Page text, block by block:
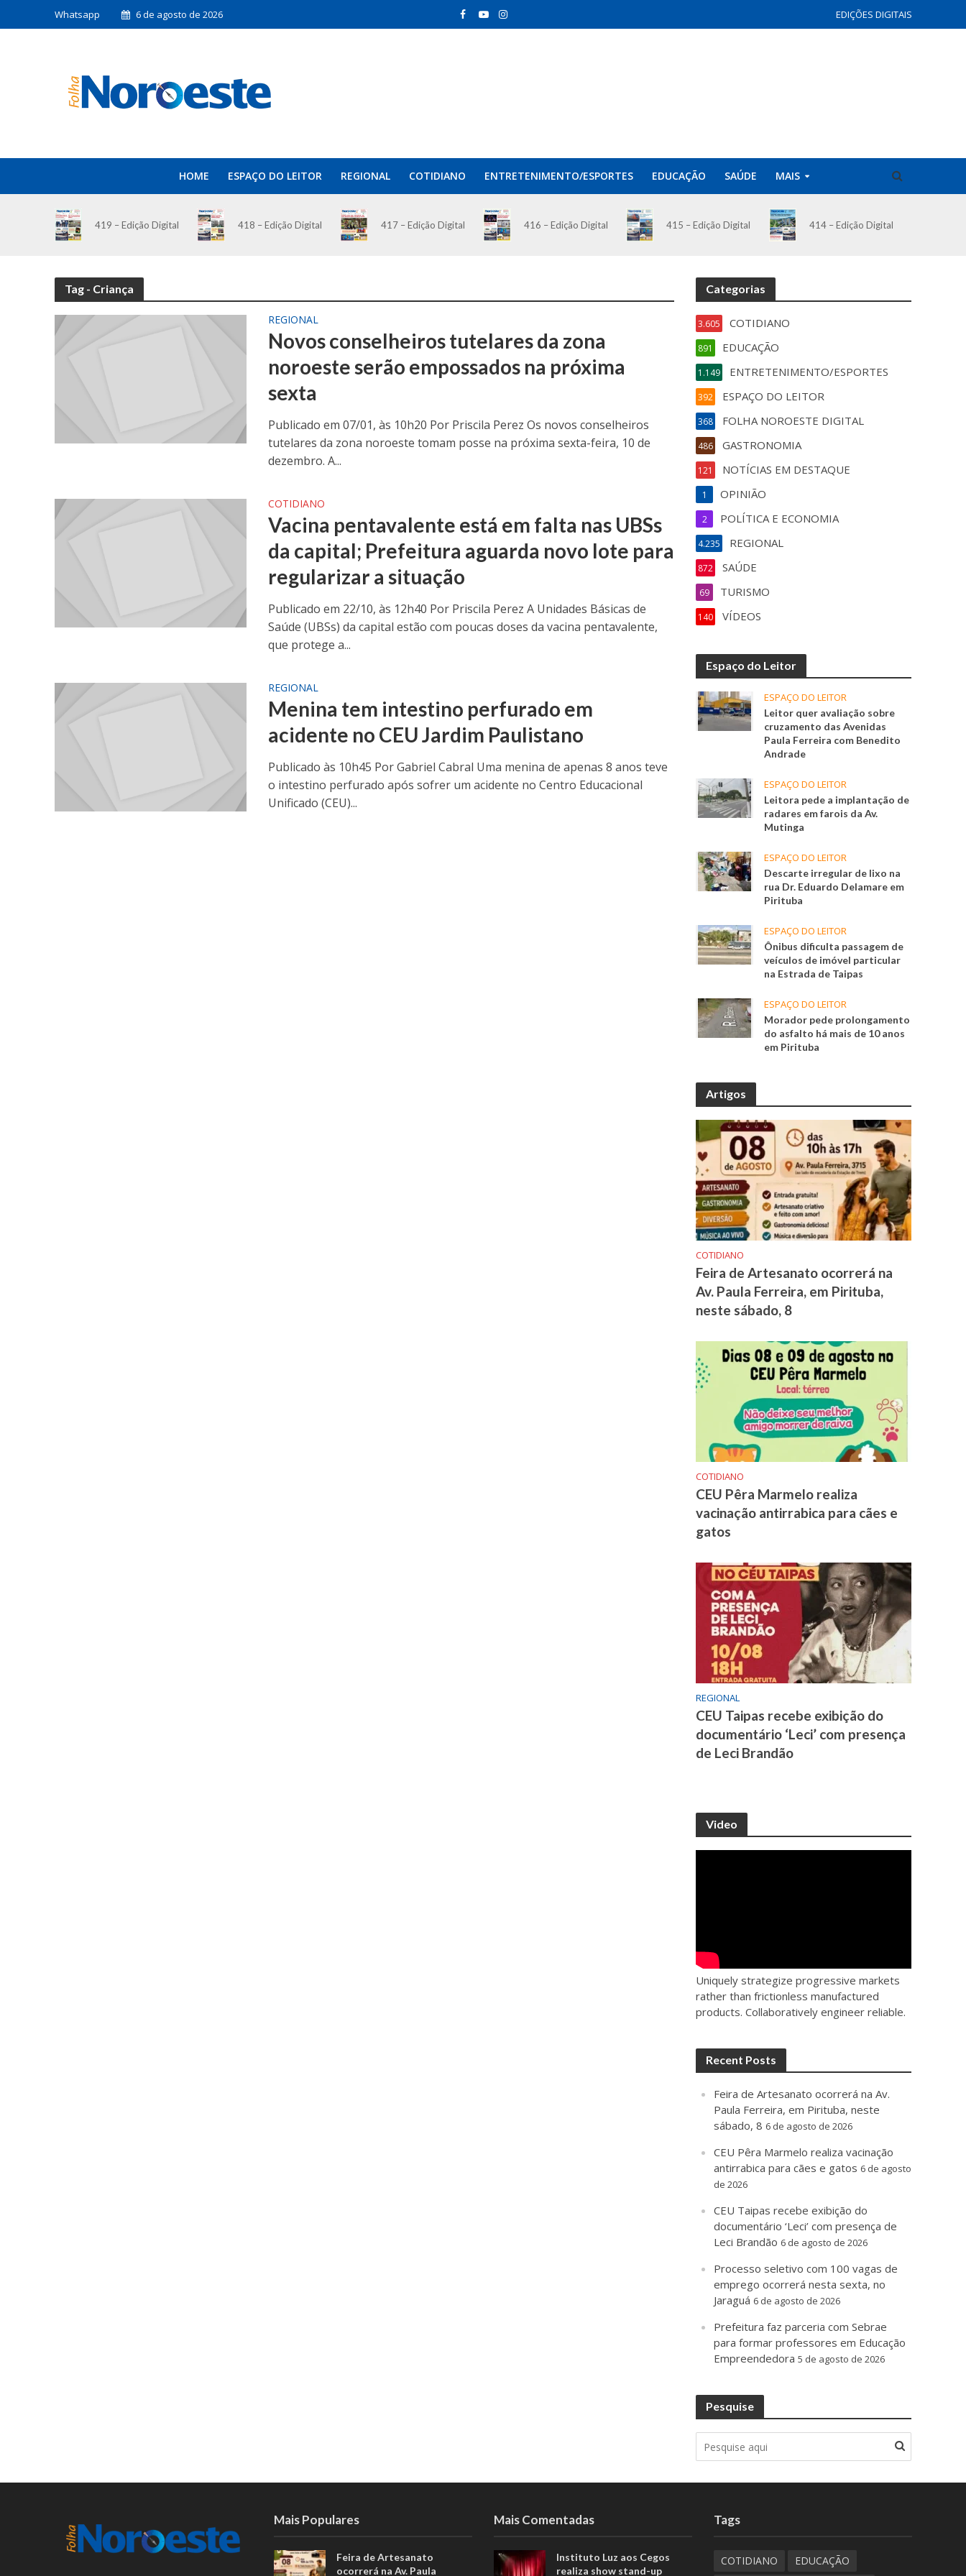
Whatsapp 6 de agosto de 2026 EDIÇÕES DIGITAIS
HOME ESPAÇO DO LEITOR REGIONAL COTIDIANO ENTRETENIMENTO/ESPORTES EDUCAÇÃO SAÚDE MAIS
419 – Edição Digital 418 – Edição Digital 417 – Edição Digital 416 – Edição Digital 415 – Edição Digital 414 – Edição Digital
Tag - Criança
REGIONAL
Novos conselheiros tutelares da zona
noroeste serão empossados na próxima
sexta
Publicado em 07/01, às 10h20 Por Priscila Perez Os novos conselheiros
tutelares da zona noroeste tomam posse na próxima sexta-feira, 10 de
dezembro. A...
COTIDIANO
Vacina pentavalente está em falta nas UBSs
da capital; Prefeitura aguarda novo lote para
regularizar a situação
Publicado em 22/10, às 12h40 Por Priscila Perez A Unidades Básicas de
Saúde (UBSs) da capital estão com poucas doses da vacina pentavalente,
que protege a...
REGIONAL
Menina tem intestino perfurado em
acidente no CEU Jardim Paulistano
Publicado às 10h45 Por Gabriel Cabral Uma menina de apenas 8 anos teve
o intestino perfurado após sofrer um acidente no Centro Educacional
Unificado (CEU)...
Categorias
COTIDIANO
3.605
EDUCAÇÃO
891
ENTRETENIMENTO/ESPORTES
1.149
ESPAÇO DO LEITOR
392
FOLHA NOROESTE DIGITAL
368
GASTRONOMIA
486
NOTÍCIAS EM DESTAQUE
121
OPINIÃO
1
POLÍTICA E ECONOMIA
2
REGIONAL
4.235
SAÚDE
872
TURISMO
69
VÍDEOS
140
Espaço do Leitor
ESPAÇO DO LEITOR
Leitor quer avaliação sobre
cruzamento das Avenidas
Paula Ferreira com Benedito
Andrade
ESPAÇO DO LEITOR
Leitora pede a implantação de
radares em farois da Av.
Mutinga
ESPAÇO DO LEITOR
Descarte irregular de lixo na
rua Dr. Eduardo Delamare em
Pirituba
ESPAÇO DO LEITOR
Ônibus dificulta passagem de
veículos de imóvel particular
na Estrada de Taipas
ESPAÇO DO LEITOR
Morador pede prolongamento
do asfalto há mais de 10 anos
em Pirituba
Artigos
COTIDIANO
Feira de Artesanato ocorrerá na
Av. Paula Ferreira, em Pirituba,
neste sábado, 8
COTIDIANO
CEU Pêra Marmelo realiza
vacinação antirrabica para cães e
gatos
REGIONAL
CEU Taipas recebe exibição do
documentário ‘Leci’ com presença
de Leci Brandão
Video
Uniquely strategize progressive markets
rather than frictionless manufactured
products. Collaboratively engineer reliable.
Recent Posts
Feira de Artesanato ocorrerá na Av.
Paula Ferreira, em Pirituba, neste
sábado, 8 6 de agosto de 2026
CEU Pêra Marmelo realiza vacinação
antirrabica para cães e gatos 6 de agosto
de 2026
CEU Taipas recebe exibição do
documentário ‘Leci’ com presença de
Leci Brandão 6 de agosto de 2026
Processo seletivo com 100 vagas de
emprego ocorrerá nesta sexta, no
Jaraguá 6 de agosto de 2026
Prefeitura faz parceria com Sebrae
para formar professores em Educação
Empreendedora 5 de agosto de 2026
Pesquise
Mais Populares
Feira de Artesanato
ocorrerá na Av. Paula
Mais Comentadas
Instituto Luz aos Cegos
realiza show stand-up
Tags
COTIDIANO EDUCAÇÃO